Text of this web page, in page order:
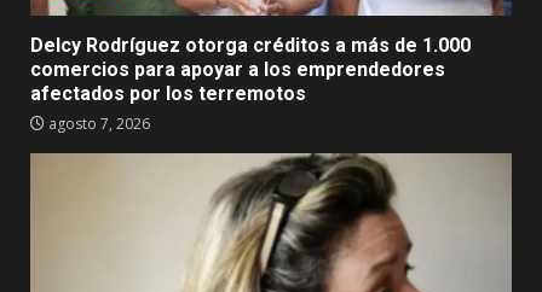
Delcy Rodríguez otorga créditos a más de 1.000
comercios para apoyar a los emprendedores
afectados por los terremotos
agosto 7, 2026